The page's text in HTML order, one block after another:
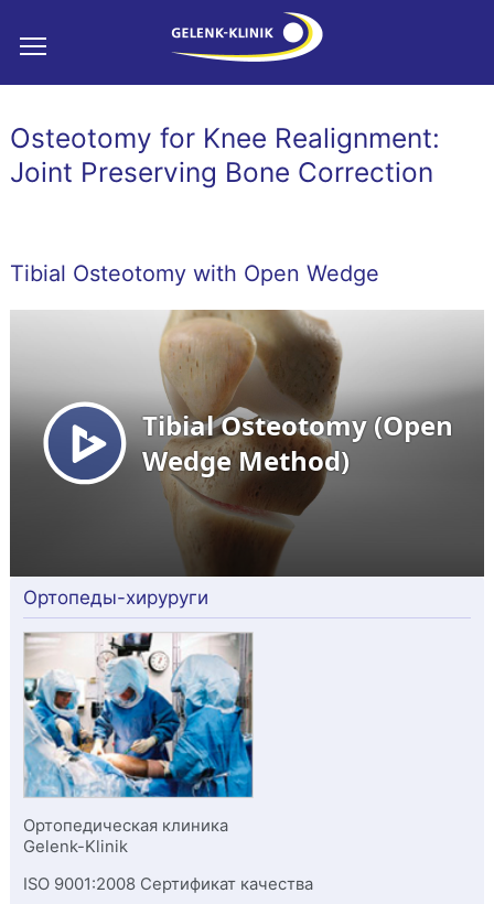
Osteotomy for Knee Realignment:
Joint Preserving Bone Correction
Tibial Osteotomy with Open Wedge
Ортопеды-хируруги
Ортопедическая клиника
Gelenk-Klinik
ISO 9001:2008 Сертификат качества